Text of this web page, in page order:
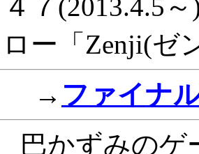
７(2013.4.5
ー「Zenji(ゼ
→ ファイナ
巴かずみのゲ